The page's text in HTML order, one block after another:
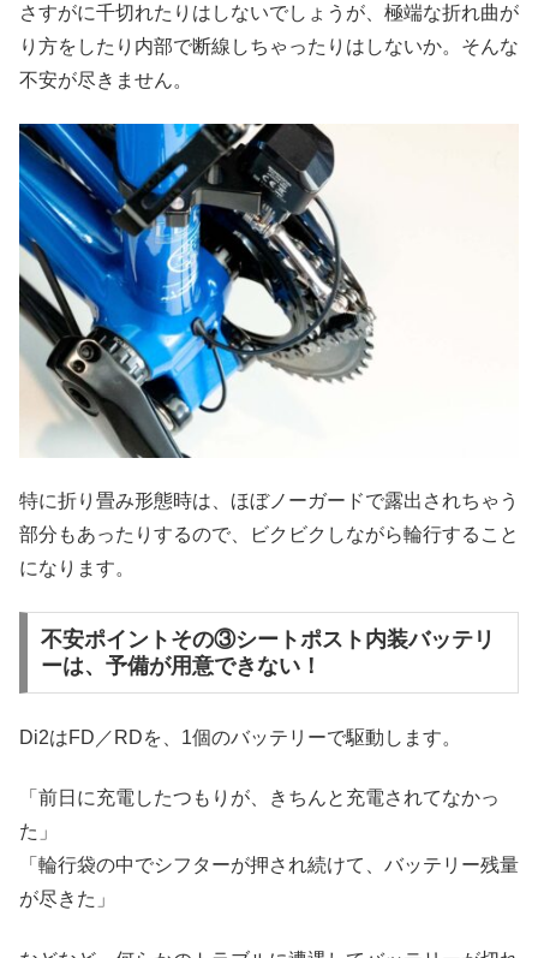
さすがに千切れたりはしないでしょうが、極端な折れ曲が
り方をしたり内部で断線しちゃったりはしないか。そんな
不安が尽きません。
特に折り畳み形態時は、ほぼノーガードで露出されちゃう
部分もあったりするので、ビクビクしながら輪行すること
になります。
不安ポイントその③シートポスト内装バッテリ
ーは、予備が用意できない！
Di2はFD／RDを、1個のバッテリーで駆動します。
「前日に充電したつもりが、きちんと充電されてなかっ
た」
「輪行袋の中でシフターが押され続けて、バッテリー残量
が尽きた」